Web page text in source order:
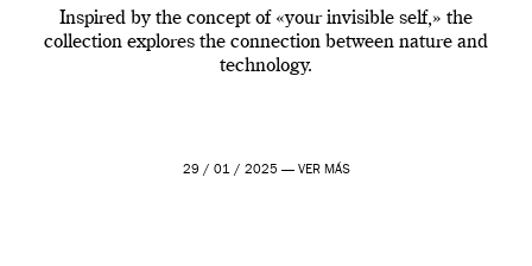
Inspired by the concept of «your invisible self,» the
collection explores the connection between nature and
technology.
29 / 01 / 2025 — VER MÁS